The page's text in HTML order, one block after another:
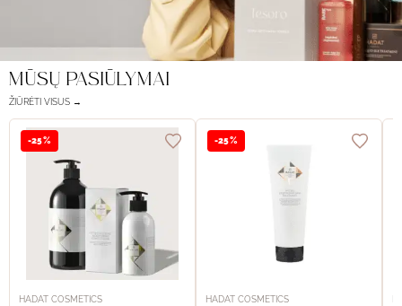
MŪSŲ PASIŪLYMAI
ŽIŪRĖTI VISUS →
-25%
HADAT COSMETICS
-25%
HADAT COSMETICS